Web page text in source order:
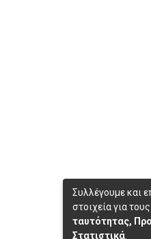
Συλλέγουμε και
στοιχεία για
ταυτότητας,
Στατιστικά